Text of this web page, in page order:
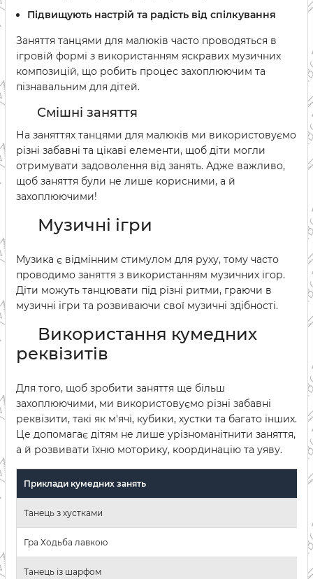
Підвищують настрій та радість від спілкування
Заняття танцями для малюків часто проводяться в
ігровій формі з використанням яскравих музичних
композицій, що робить процес захоплюючим та
пізнавальним для дітей.
Смішні заняття
На заняттях танцями для малюків ми використовуємо
різні забавні та цікаві елементи, щоб діти могли
отримувати задоволення від занять. Адже важливо,
щоб заняття були не лише корисними, а й
захоплюючими!
Музичні ігри
Музика є відмінним стимулом для руху, тому часто
проводимо заняття з використанням музичних ігор.
Діти можуть танцювати під різні ритми, граючи в
музичні ігри та розвиваючи свої музичні здібності.
Використання кумедних
реквізитів
Для того, щоб зробити заняття ще більш
захоплюючими, ми використовуємо різні забавні
реквізити, такі як м'ячі, кубики, хустки та багато інших.
Це допомагає дітям не лише урізноманітнити заняття,
а й розвивати їхню моторику, координацію та уяву.
Приклади кумедних занять
Танець з хустками
Гра Ходьба лавкою
Танець із шарфом